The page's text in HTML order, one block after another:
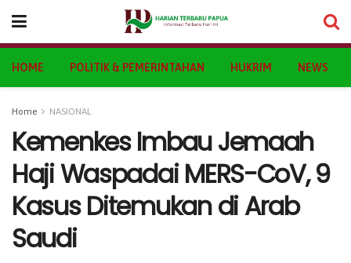
HOME POLITIK & PEMERINTAHAN HUKRIM NEWS
Home NASIONAL
Kemenkes Imbau Jemaah
Haji Waspadai MERS-CoV, 9
Kasus Ditemukan di Arab
Saudi